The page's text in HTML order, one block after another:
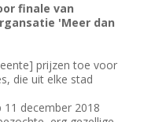
finale van
'Meer dan
prijzen toe voor
die uit elke stad
december 2018